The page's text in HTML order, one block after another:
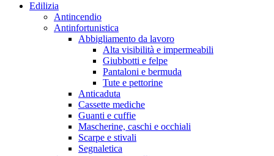
Edilizia
Antincendio
Antinfortunistica
Abbigliamento da lavoro
Alta visibilità e impermeabili
Giubbotti e felpe
Pantaloni e bermuda
Tute e pettorine
Anticaduta
Cassette mediche
Guanti e cuffie
Mascherine, caschi e occhiali
Scarpe e stivali
Segnaletica